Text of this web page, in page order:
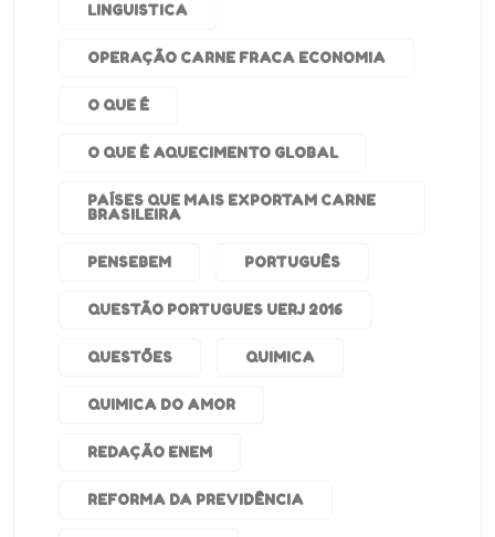
LINGUISTICA
OPERAÇÃO CARNE FRACA ECONOMIA
O QUE É
O QUE É AQUECIMENTO GLOBAL
PAÍSES QUE MAIS EXPORTAM CARNE
BRASILEIRA
PENSEBEM PORTUGUÊS
QUESTÃO PORTUGUES UERJ 2016
QUESTÕES QUIMICA
QUIMICA DO AMOR
REDAÇÃO ENEM
REFORMA DA PREVIDÊNCIA